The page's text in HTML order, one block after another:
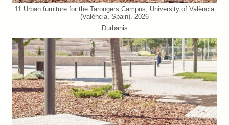
11 Urban furniture for the Tarongers Campus, University of València
(València, Spain). 2026
Durbanis